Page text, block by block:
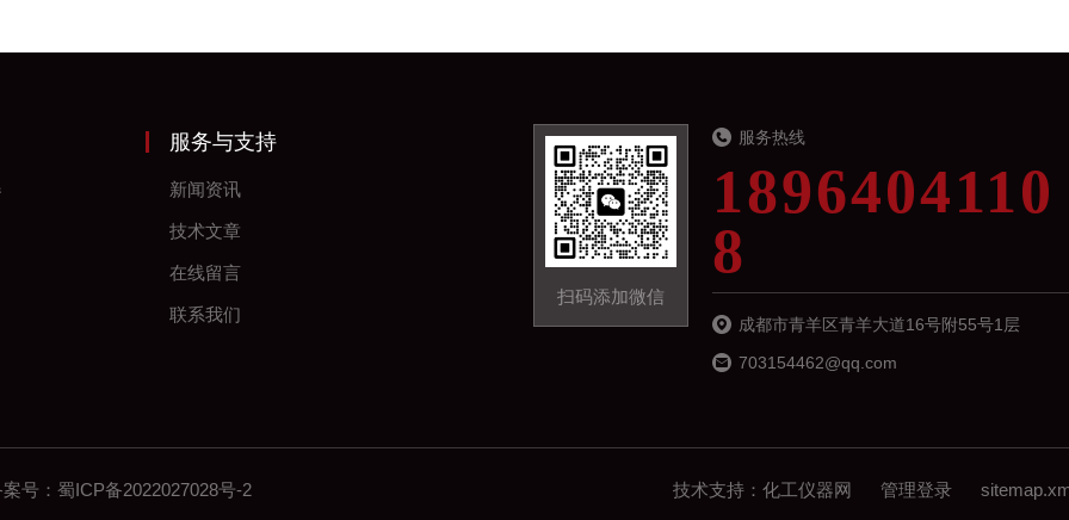
服务与支持
新闻资讯
技术文章
在线留言
联系我们
扫码添加微信
服务热线
1896404110
8
成都市青羊区青羊大道16号附55号1层
703154462@qq.com
号： 蜀ICP备2022027028号-2 技术支持： 化工仪器网 管理登录